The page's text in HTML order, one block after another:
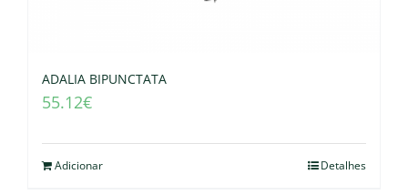
ADALIA BIPUNCTATA
55.12€
Adicionar Detalhes